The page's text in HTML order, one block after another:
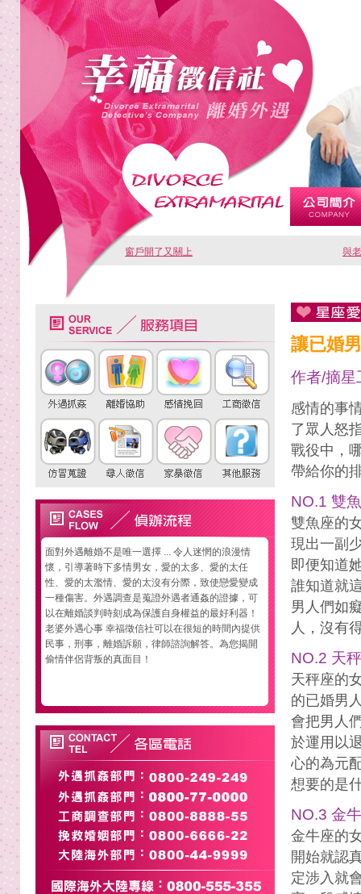
窗戶開了又關上 與
讓已婚
作者/摘星
感情的事
了眾人怒
戰役中，
帶給你的
NO.1 雙
雙魚座的
現出一副
即便知道
誰知道就
男人們如
人，沒有
NO.2 天
天秤座的
的已婚男
會把男人
於運用以
心的為元
想要的是
NO.3 金
金牛座的
開始就認
定涉入就
面對外遇離婚不是唯一選擇 ... 令人迷惘的浪漫情
懷，引導著時下多情男女，愛的太多、愛的太任
性、愛的太濫情、愛的太沒有分際，致使戀愛變成
一種傷害。外遇調查是蒐證外遇者通姦的證據，可
以在離婚談判時刻成為保護自身權益的最好利器！
老婆外遇心事 幸福徵信社可以在很短的時間內提供
民事，刑事，離婚訴願，律師諮詢解答。為您揭開
偷情伴侶背叛的真面目！